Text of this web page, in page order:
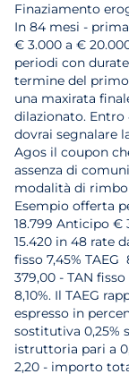
Finaziamento
In 84 mesi -
€ 3.000 a €
periodi con
termine del
una maxirata
dilazionato. Entro
dovrai segnalare
Agos il coupon
assenza di
modalità di
Esempio offerta
18.799 Anticipo
15.420 in 48 rate
fisso 7,45%
379,00 - TAN
8,10%. Il TAEG
espresso in
sostitutiva 0,25%
istruttoria pari a
2,20 - importo